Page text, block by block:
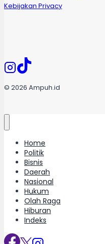
Kebijakan Privacy
© 2026 Ampuh.id
Home
Politik
Bisnis
Daerah
Nasional
Hukum
Olah Raga
Hiburan
Indeks